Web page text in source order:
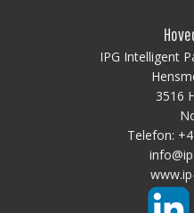
IPG Intelligent
3516
Telefon: